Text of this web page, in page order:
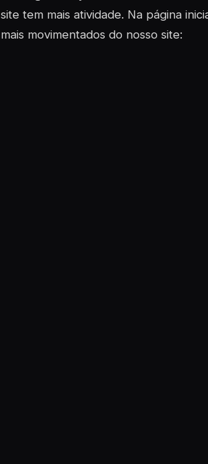
site tem mais atividade. Na página
mais movimentados do nosso site: